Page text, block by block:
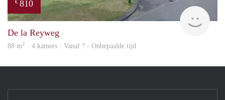
€ 810
De la Reyweg
88 m2 · 4 kamers · Vanaf ? - Onbepaalde tijd